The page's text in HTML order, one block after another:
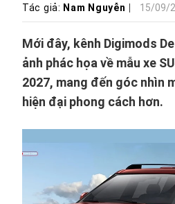
Tác giả: Nam Nguyễn 15/09/
Mới đây, kênh Digimods
ảnh phác họa về mẫu xe
2027, mang đến góc nhìn
hiện đại phong cách hơn.